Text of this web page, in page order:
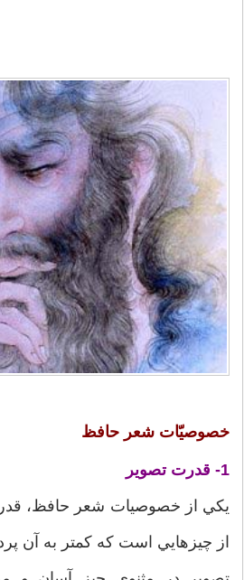
خصوصيّات شعر حافظ
1- قدرت تصوير
يکي از خصوصيات شعر حافظ،
از چيزهايي است که کمتر به آن